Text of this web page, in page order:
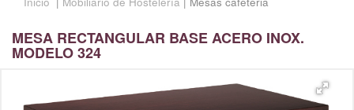
MESA RECTANGULAR BASE ACERO INOX.
MODELO 324